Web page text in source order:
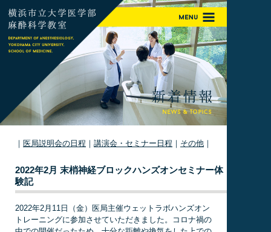
｜ 医局説明会の日程 ｜ 講演会・セミナー日程 ｜ その他 ｜
2022年2月 末梢神経ブロックハンズオンセミナー体
験記
2022年2月11日（金）医局主催ウェットラボハンズオン
トレーニングに参加させていただきました。コロナ禍の